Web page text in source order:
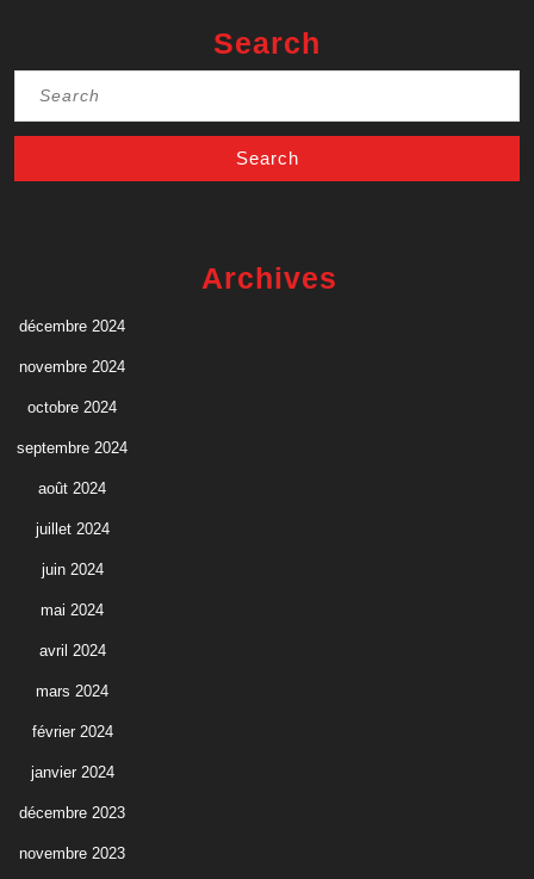
Search
Archives
décembre 2024
novembre 2024
octobre 2024
septembre 2024
août 2024
juillet 2024
juin 2024
mai 2024
avril 2024
mars 2024
février 2024
janvier 2024
décembre 2023
novembre 2023